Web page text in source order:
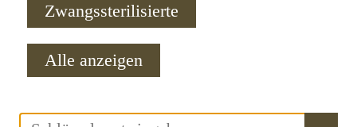
Zwangssterilisierte
Alle anzeigen